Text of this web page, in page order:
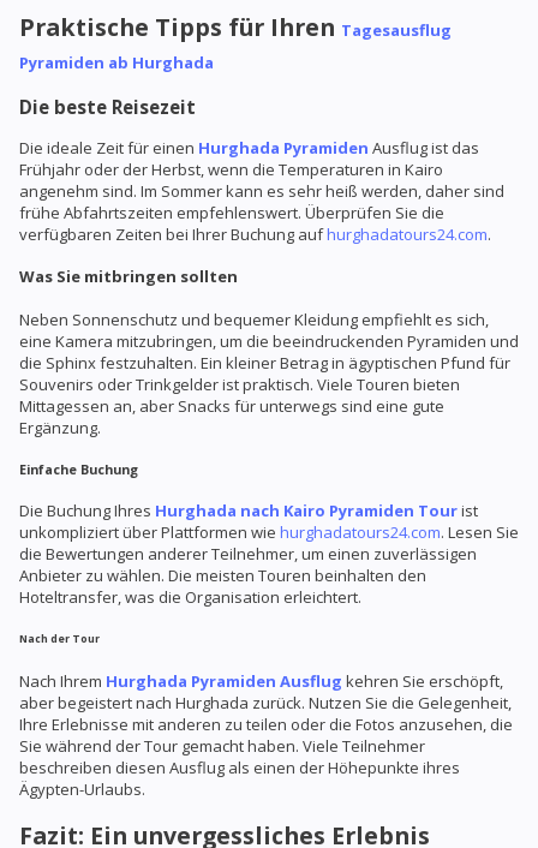
Praktische Tipps für Ihren Tagesausflug
Pyramiden ab Hurghada
Die beste Reisezeit
Die ideale Zeit für einen Hurghada Pyramiden Ausflug ist das
Frühjahr oder der Herbst, wenn die Temperaturen in Kairo
angenehm sind. Im Sommer kann es sehr heiß werden, daher sind
frühe Abfahrtszeiten empfehlenswert. Überprüfen Sie die
verfügbaren Zeiten bei Ihrer Buchung aufhurghadatours24.com.
Was Sie mitbringen sollten
Neben Sonnenschutz und bequemer Kleidung empfiehlt es sich,
eine Kamera mitzubringen, um die beeindruckenden Pyramiden und
die Sphinx festzuhalten. Ein kleiner Betrag in ägyptischen Pfund für
Souvenirs oder Trinkgelder ist praktisch. Viele Touren bieten
Mittagessen an, aber Snacks für unterwegs sind eine gute
Ergänzung.
Einfache Buchung
Die Buchung Ihres Hurghada nach Kairo Pyramiden Tourist
unkompliziert über Plattformen wie hurghadatours24.com. Lesen Sie
die Bewertungen anderer Teilnehmer, um einen zuverlässigen
Anbieter zu wählen. Die meisten Touren beinhalten den
Hoteltransfer, was die Organisation erleichtert.
Nach der Tour
Nach Ihrem Hurghada Pyramiden Ausflug kehren Sie erschöpft,
aber begeistert nach Hurghada zurück. Nutzen Sie die Gelegenheit,
Ihre Erlebnisse mit anderen zu teilen oder die Fotos anzusehen, die
Sie während der Tour gemacht haben. Viele Teilnehmer
beschreiben diesen Ausflug als einen der Höhepunkte ihres
Ägypten-Urlaubs.
Fazit: Ein unvergessliches Erlebnis